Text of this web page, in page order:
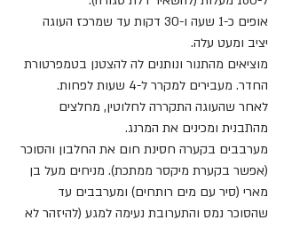
אופים כ-1 שעה ו-30 דקות עד שמרכז העוגה
יציב ומעט עלה.
מוציאים מהתנור ונותנים לה להצטנן בטמפרטורת
החדר. מעבירים למקרר ל-4 שעות לפחות.
לאחר שהעוגה התקררה לחלוטין, מחלצים
מהתבנית ומכינים את המרנג.
מערבבים בקערה חסינת חום את החלבון והסוכר
(אפשר בקערת מיקסר ממתכת). מניחים מעל בן
מארי (סיר עם מים רותחים) ומערבבים עד
שהסוכר נמס והתערובת נעימה למגע (להיזהר לא